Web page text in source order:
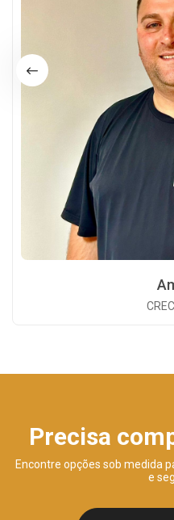
Precisa
Encontre opções sob medida
e